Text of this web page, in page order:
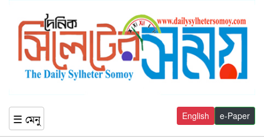
☰ মেনু e-Paper
English